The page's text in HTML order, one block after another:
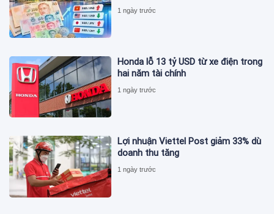
1 ngày trước
Honda lỗ 13 tỷ USD từ xe điện trong
hai năm tài chính
1 ngày trước
Lợi nhuận Viettel Post giảm 33% dù
doanh thu tăng
1 ngày trước